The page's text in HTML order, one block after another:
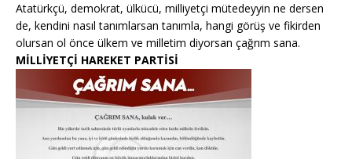
Atatürkçü, demokrat, ülkücü, milliyetçi mütedeyyin ne dersen
de, kendini nasıl tanımlarsan tanımla, hangi görüş ve fikirden
olursan ol önce ülkem ve milletim diyorsan çağrım sana.
MİLLİYETÇİ HAREKET PARTİSİ